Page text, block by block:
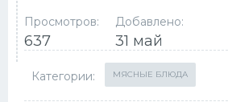
Просмотров:
637
Добавлено:
31 май
Категории: МЯСНЫЕ БЛЮДА